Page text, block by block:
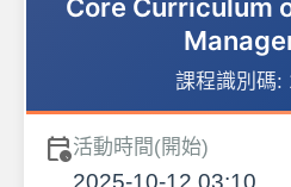
Core Curriculum
課程識別碼:
calendar_clock活動時間(開始)